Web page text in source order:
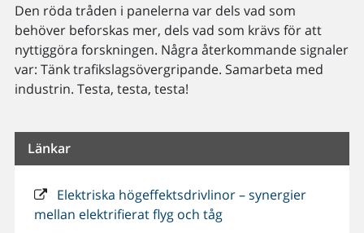
Den röda tråden i panelerna var dels vad som
behöver beforskas mer, dels vad som krävs för att
nyttiggöra forskningen. Några återkommande signaler
var: Tänk trafikslagsövergripande. Samarbeta med
industrin. Testa, testa, testa!
Länkar
Elektriska högeffektsdrivlinor – synergier
mellan elektrifierat flyg och tåg